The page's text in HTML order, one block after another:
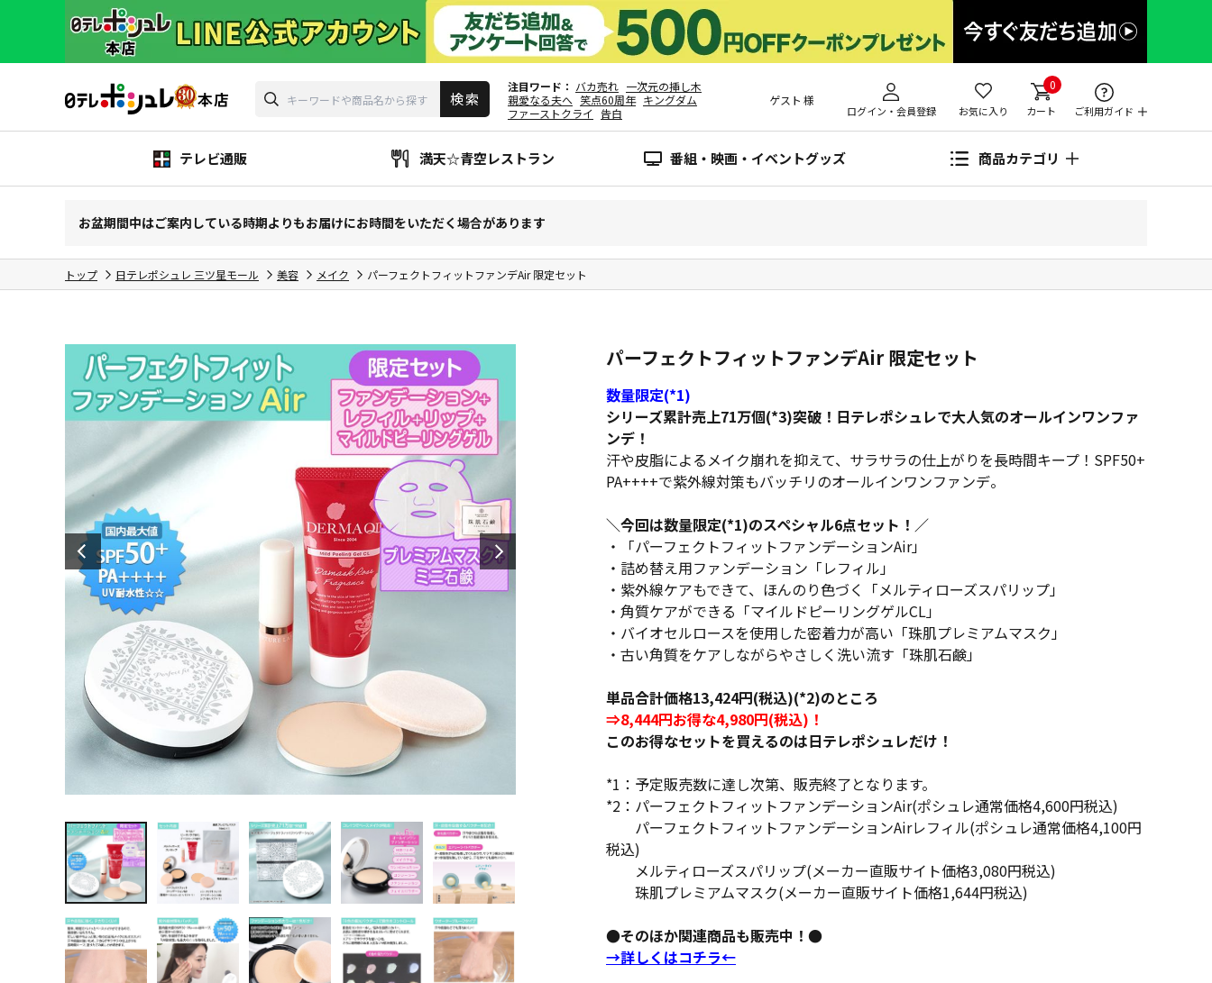
注目ワード バカ売れ 一次元の挿し木
親愛なる夫へ 笑点60周年 キングダム
ファーストクライ
告白
ゲスト 様
ログイン・会員登録 お気に入り
0
カート ご利用ガイド
テレビ通販 満天☆青空レストラン 番組・映画・イベントグッズ 商品カテゴリ
お盆期間中はご案内している時期よりもお届けにお時間をいただく場合があります
トップ 日テレポシュレ 三ツ星モール 美容 メイク パーフェクトフィットファンデAir 限定セット
パーフェクトフィットファンデAir 限定セット
数量限定(*1)
シリーズ累計売上71万個(*3)突破！日テレポシュレで大人気のオールインワンファ
ンデ！
汗や皮脂によるメイク崩れを抑えて、サラサラの仕上がりを長時間キープ！SPF50+
PA++++で紫外線対策もバッチリのオールインワンファンデ。
＼今回は数量限定(*1)のスペシャル6点セット！／
・「パーフェクトフィットファンデーションAir」
・詰め替え用ファンデーション「レフィル」
・紫外線ケアもできて、ほんのり色づく「メルティローズスパリップ」
・角質ケアができる「マイルドピーリングゲルCL」
・バイオセルロースを使用した密着力が高い「珠肌プレミアムマスク」
・古い角質をケアしながらやさしく洗い流す「珠肌石鹸」
単品合計価格13,424円(税込)(*2)のところ
⇒8,444円お得な4,980円(税込)！
このお得なセットを買えるのは日テレポシュレだけ！
*1：予定販売数に達し次第、販売終了となります。
*2：パーフェクトフィットファンデーションAir(ポシュレ通常価格4,600円税込)
パーフェクトフィットファンデーションAirレフィル(ポシュレ通常価格4,100円
税込)
メルティローズスパリップ(メーカー直販サイト価格3,080円税込)
珠肌プレミアムマスク(メーカー直販サイト価格1,644円税込)
●そのほか関連商品も販売中！●
→詳しくはコチラ←